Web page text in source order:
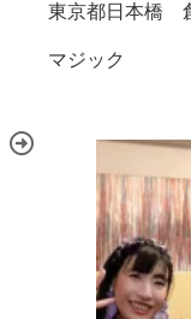
東京都日本橋
マジック